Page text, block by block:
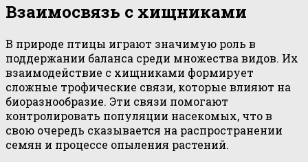
Взаимосвязь с хищниками
В природе птицы играют значимую роль в
поддержании баланса среди множества видов. Их
взаимодействие с хищниками формирует
сложные трофические связи, которые влияют на
биоразнообразие. Эти связи помогают
контролировать популяции насекомых, что в
свою очередь сказывается на распространении
семян и процессе опыления растений.